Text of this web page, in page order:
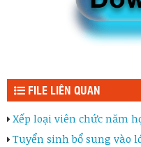
FILE LIÊN QUAN
Xếp loại viên chức năm
Tuyển sinh bổ sung vào